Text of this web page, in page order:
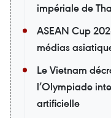
impériale de
ASEAN Cup
médias
Le Vietnam
l’Olympiade
artificielle